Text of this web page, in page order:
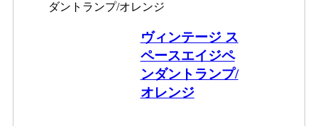
ヴィンテージ ス
ペースエイジペ
ンダントランプ/
オレンジ